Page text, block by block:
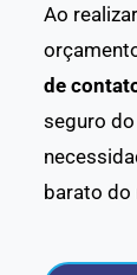
Ao
de
seguro
barato do